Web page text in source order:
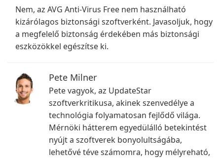
Nem, az AVG Anti-Virus Free nem használható
kizárólagos biztonsági szoftverként. Javasoljuk, hogy
a megfelelő biztonság érdekében más biztonsági
eszközökkel egészítse ki.
Pete Milner
Pete vagyok, az UpdateStar
szoftverkritikusa, akinek szenvedélye a
technológia folyamatosan fejlődő világa.
Mérnöki hátterem egyedülálló betekintést
nyújt a szoftverek bonyolultságába,
lehetővé téve számomra, hogy mélyreható,